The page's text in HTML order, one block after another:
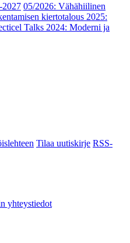
2027 05/2026: Vähähiilinen
kiertotalous 2025:
Talks 2024: Moderni ja
Tilaa uutiskirje RSS-
yhteystiedot